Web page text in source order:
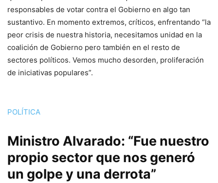
responsables de votar contra el Gobierno en algo tan
sustantivo. En momento extremos, críticos, enfrentando “la
peor crisis de nuestra historia, necesitamos unidad en la
coalición de Gobierno pero también en el resto de
sectores políticos. Vemos mucho desorden, proliferación
de iniciativas populares”.
POLÍTICA
Ministro Alvarado: “Fue nuestro
propio sector que nos generó
un golpe y una derrota”